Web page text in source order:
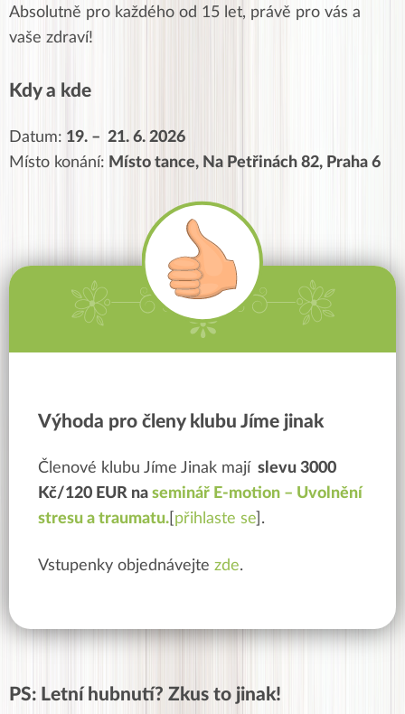
Absolutně pro každého od 15 let, právě pro vás a
vaše zdraví!
Kdy a kde
Datum: 19. – 21. 6. 2026
Místo konání: Místo tance, Na Petřinách 82, Praha 6
Výhoda pro členy klubu Jíme jinak
Členové klubu Jíme Jinak mají slevu 3000
Kč/120 EUR na seminář E-motion – Uvolnění
stresu a traumatu. přihlaste se ].
Vstupenky objednávejte zde.
PS: Letní hubnutí? Zkus to jinak!